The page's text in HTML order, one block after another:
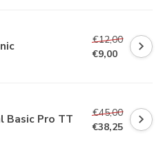
€12,00
€9,00
Basic Pro TT
€45,00
€38,25